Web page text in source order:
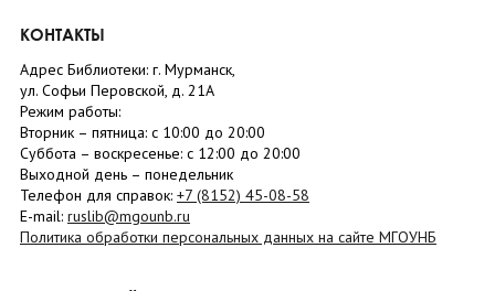
КОНТАКТЫ
Адрес Библиотеки: г. Мурманск,
ул. Софьи Перовской, д. 21А
Режим работы:
Вторник – пятница: с 10:00 до 20:00
Суббота – воскресенье: c 12:00 до 20:00
Выходной день – понедельник
Телефон для справок: +7 (8152) 45-08-58
E-mail: ruslib@mgounb.ru
Политика обработки персональных данных на сайте МГОУНБ